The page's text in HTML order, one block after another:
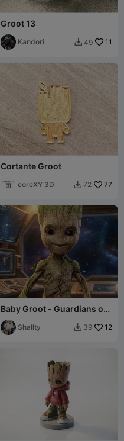
Groot 13
Kandori  49 11
Cortante Groot
coreXY 3D  72 77
Baby Groot - Guardians of
The Galaxy Vol. 2
Shallty  39 12